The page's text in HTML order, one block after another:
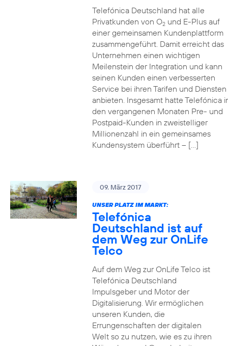
Telefónica Deutschland hat alle
Privatkunden von O2und E-Plus auf
einer gemeinsamen Kundenplattform
zusammengeführt. Damit erreicht das
Unternehmen einen wichtigen
Meilenstein der Integration und kann
seinen Kunden einen verbesserten
Service bei ihren Tarifen und Diensten
anbieten. Insgesamt hatte Telefónica
den vergangenen Monaten Pre- und
Postpaid-Kunden in zweistelliger
Millionenzahl in ein gemeinsames
Kundensystem überführt – […]
09. März 2017
UNSER PLATZ IM MARKT:
Telefónica
Deutschland ist auf
dem Weg zur OnLife
Telco
Auf dem Weg zur OnLife Telco ist
Telefónica Deutschland
Impulsgeber und Motor der
Digitalisierung. Wir ermöglichen
unseren Kunden, die
Errungenschaften der digitalen
Welt so zu nutzen, wie es zu ihren